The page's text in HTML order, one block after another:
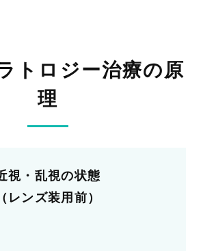
トロジー治療の原
理
視・乱視の状態
（レンズ装用前）